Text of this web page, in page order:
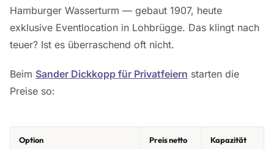
Hamburger Wasserturm — gebaut 1907, heute
exklusive Eventlocation in Lohbrügge. Das klingt nach
teuer? Ist es überraschend oft nicht.
Beim Sander Dickkopp für Privatfeiern starten die
Preise so:
Option Preis netto Kapazität